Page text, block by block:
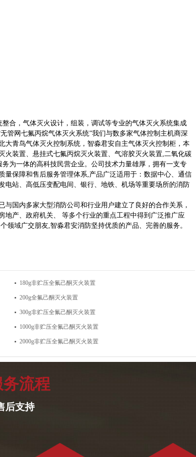
，气体灭火设计，组装，调试等专业的气体灭火系统集成
管网七氟丙烷气体灭火系统”我们与数多家气体控制主机商深
大青鸟气体灭火控制系统，智淼君安自主气体灭火控制柜，本
火装置、悬挂式七氟丙烷灭火装置、气溶胶灭火装置,二氧化碳
为一体的高科技民营企业。公司技术力量雄厚，拥有一支专
量保障和售后服务管理体系,产品广泛适用于：数据中心、通信
电站、高低压变配电间、银行、地铁、机场等重要场所的消防
国内多家大型消防公司和行业用户建立了良好的合作关系，
地产、政府机关、 等多个行业的重点工程中得到广泛推广应
领域广交朋友,智淼君安消防坚持优质的产品、完善的服务。
180g非贮压全氟己酮灭火装置
200g全氟己酮灭火装置
300g非贮压全氟己酮灭火装置
1000g非贮压全氟己酮灭火装置
2000g非贮压全氟己酮灭火装置
流程
后支持